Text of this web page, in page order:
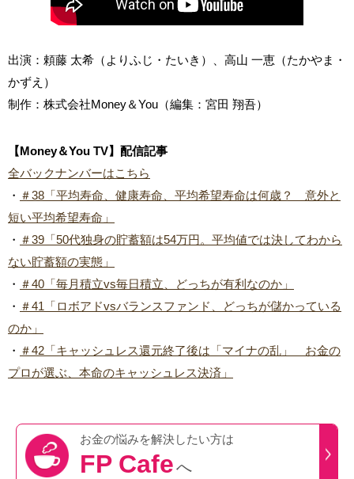
出演：頼藤 太希（よりふじ・たいき）、高山 一恵（たかやま・
かずえ）
制作：株式会社Money＆You（編集：宮田 翔吾）
【Money＆You TV】配信記事
全バックナンバーはこちら
・ ＃38「平均寿命、健康寿命、平均希望寿命は何歳？ 意外と
短い平均希望寿命」
・ ＃39「50代独身の貯蓄額は54万円。平均値では決してわから
ない貯蓄額の実態」
・ ＃40「毎月積立vs毎日積立、どっちが有利なのか」
・ ＃41「ロボアドvsバランスファンド、どっちが儲かっている
のか」
・ ＃42「キャッシュレス還元終了後は「マイナの乱」 お金の
プロが選ぶ、本命のキャッシュレス決済」
お金の悩みを解決したい方は
FP Cafeへ